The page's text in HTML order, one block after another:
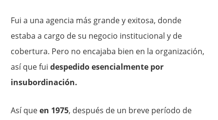
Fui a una agencia más grande y exitosa, donde
estaba a cargo de su negocio institucional y de
cobertura. Pero no encajaba bien en la organización,
así que fuidespedido esencialmente por
insubordinación.
Así queen 1975, después de un breve período de